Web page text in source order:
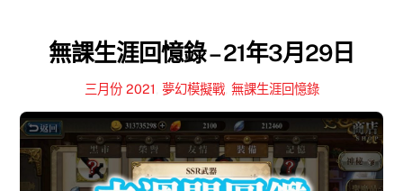
無課生涯回憶錄 – 21年3月29日
三月份 2021 夢幻模擬戰, 無課生涯回憶錄